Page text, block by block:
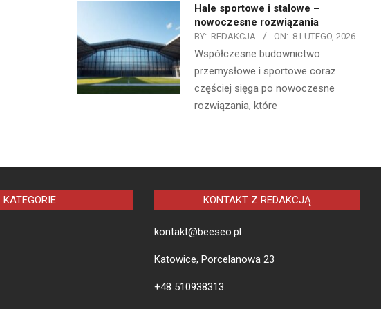
Hale sportowe i stalowe –
nowoczesne rozwiązania
BY: REDAKCJA ON: 8 LUTEGO, 2026
Współczesne budownictwo
przemysłowe i sportowe coraz
częściej sięga po nowoczesne
rozwiązania, które
KATEGORIE KONTAKT Z REDAKCJĄ
kontakt@beeseo.pl
Katowice, Porcelanowa 23
+48 510938313